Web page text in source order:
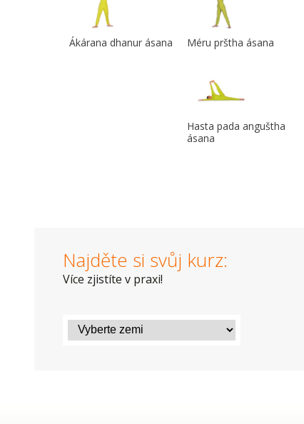
Ákárana dhanur ásana Méru prštha ásana
Hasta pada anguštha
ásana
Najděte si svůj kurz:
Více zjistíte v praxi!